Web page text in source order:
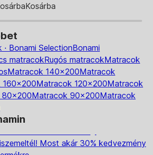
Kosárba
Bonami SelectionBonami
matracokRugós matracokMatracok
Matracok 140x200Matracok
160x200Matracok 120x200Matracok
80x200Matracok 90x200Matracok
Most akár 30% kedvezmény